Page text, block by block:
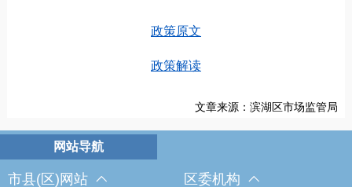
政策原文
政策解读
文章来源：滨湖区市场监管局
市县(区)网站 区委机构